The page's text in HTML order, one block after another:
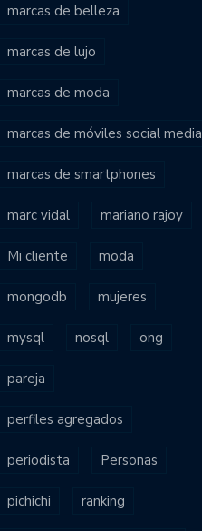
marcas de belleza
marcas de lujo
marcas de moda
marcas de móviles social media
marcas de smartphones
marc vidal mariano rajoy
Mi cliente moda
mongodb mujeres
mysql nosql ong
pareja
perfiles agregados
periodista Personas
pichichi ranking